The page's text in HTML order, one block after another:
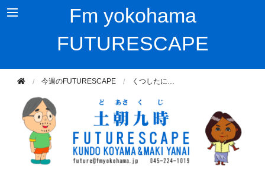
Fm yokohama
FUTURESCAPE
今週のFUTURESCAPE くつしたに…